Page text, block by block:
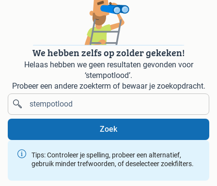
We hebben zelfs op zolder gekeken!
Helaas hebben we geen resultaten gevonden voor
‘stempotlood’.
Probeer een andere zoekterm of bewaar je zoekopdracht.
Zoek
Tips: Controleer je spelling, probeer een alternatief,
gebruik minder trefwoorden, of deselecteer zoekfilters.